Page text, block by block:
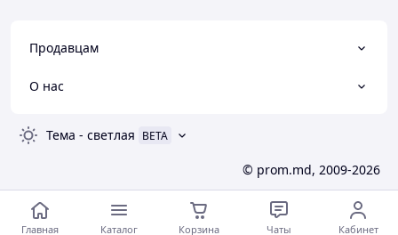
Продавцам
О нас
Тема - светлая BETA
© prom.md, 2009-2026
Главная Каталог Корзина Чаты Кабинет